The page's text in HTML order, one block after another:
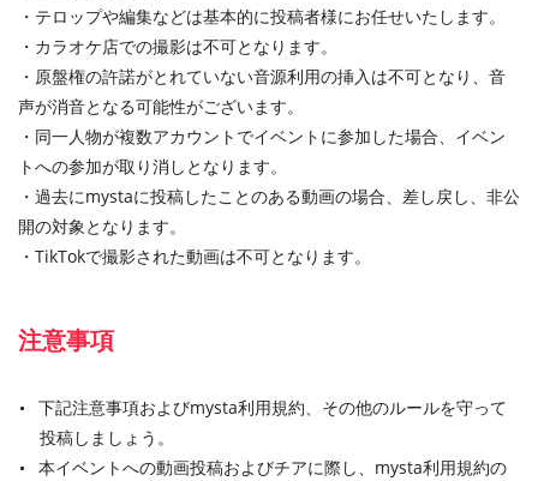
・テロップや編集などは基本的に投稿者様にお任せいたします。
・カラオケ店での撮影は不可となります。
・原盤権の許諾がとれていない音源利用の挿入は不可となり、音
声が消音となる可能性がございます。
・同一人物が複数アカウントでイベントに参加した場合、イベン
トへの参加が取り消しとなります。
・過去にmystaに投稿したことのある動画の場合、差し戻し、非公
開の対象となります。
・TikTokで撮影された動画は不可となります。
注意事項
下記注意事項およびmysta利用規約、その他のルールを守って
投稿しましょう。
本イベントへの動画投稿およびチアに際し、mysta利用規約の